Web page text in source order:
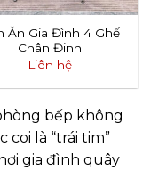
Ăn Gia Đình 4 Ghế
Chân Đinh
Liên hệ
bếp không
là “trái tim”
gia đình quây